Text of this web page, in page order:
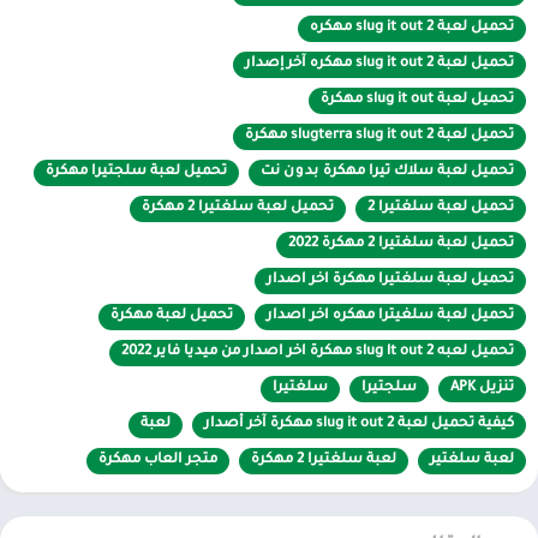
آخرون.
انضم إلى المعركة مع الذباب في لعبة Slugterra
سيلعب اللاعبون دور Eli Shane ، أصدقائه من الرخويات في سلغتيرا
Slugterra ، وهذه ليست رخويات عادية لأنها ستصبح نشطة وتطلق
مقذوفات قوية. لذلك ، سينضم اللاعبون إلى أصدقائهم الصغار ضد لاعبين
آخرين ويستخدمون أنواعًا مختلفة من الذخيرة للفوز باللعبة. بالإضافة إلى
ذلك ، فإن طريقة اللعب الرئيسية التي يختبرها اللاعبون ستكون مباشرة
وقريبة من الخيارات متعددة اللاعبين.
ستحتاج إلى قدر معين من الطاقة والتراكم بمرور الوقت حتى تطلق
البزاقات قوتها قريبًا. لذلك ، سوف تحتاج إلى مطابقة أكبر عدد ممكن من
عناصر المطابقة في اللعبة العميقة. في الوقت نفسه ، ستكون هناك
عناصر بها صور شخصية للشخصيات الموجودة في الحقل ، حتى تتمكن من
التعرف بسرعة على العناصر التي ستجلب الطاقة إلى سبيكةك. كلما زاد عدد
العناصر التي تطابقها ، زادت الطاقة التي ستراها.
سيتيح لك مقياس الطاقة الموجود على الجانب الأيسر من الشاشة معرفة
تحميل لعبة slug it out 2 مهكره
تحميل لعبة slug it out 2 مهكره آخر إصدار
تحميل لعبة slug it out مهكرة
تحميل لعبة slugterra slug it out 2 مهكرة
تحميل لعبة سلاك تيرا مهكرة بدون نت تحميل لعبة سلجتيرا مهكرة
تحميل لعبة سلغتيرا 2 تحميل لعبة سلغتيرا 2 مهكرة
تحميل لعبة سلغتيرا 2 مهكرة 2022
تحميل لعبة سلغتيرا مهكرة اخر اصدار
تحميل لعبة سلغيترا مهكره اخر اصدار تحميل لعبة مهكرة
تحميل لعبه slug lt out 2 مهكرة اخر اصدار من ميديا فاير 2022
تنزيل APK سلجتيرا سلغتيرا
كيفية تحميل لعبة slug it out 2 مهكرة آخر أصدار لعبة
لعبة سلغتير لعبة سلغتيرا 2 مهكرة متجر العاب مهكرة